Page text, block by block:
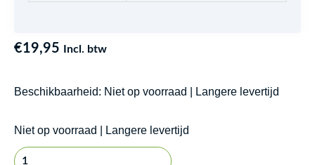
€19,95 Incl. btw
Beschikbaarheid: Niet op voorraad | Langere levertijd
Niet op voorraad | Langere levertijd
Klein
wit